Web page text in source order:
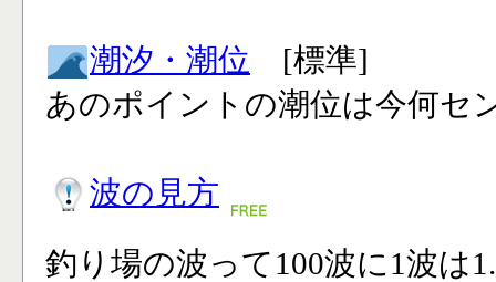
潮汐・潮位 [標準]
あのポイントの潮位は今何セ
波の見方
釣り場の波って100波に1波は